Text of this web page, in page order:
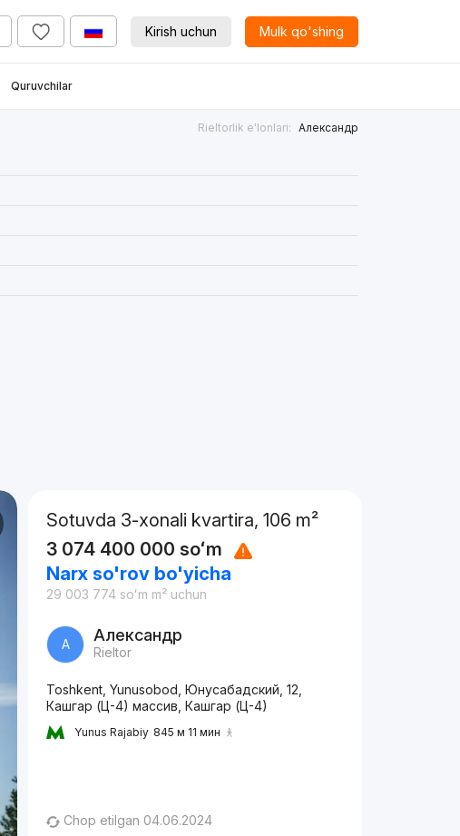
Kirish uchun Mulk qo'shing
Quruvchilar
Rieltorlik e'lonlari: Александр
Sotuvda 3-xonali kvartira, 106 m²
3 074 400 000 soʻm
Narx so'rov bo'yicha
29 003 774 soʻm m² uchun
А Александр
Rieltor
Toshkent, Yunusobod, Юнусабадский, 12,
Кашгар (Ц-4) массив, Кашгар (Ц-4)
Yunus Rajabiy 845 м 11 мин
Chop etilgan 04.06.2024